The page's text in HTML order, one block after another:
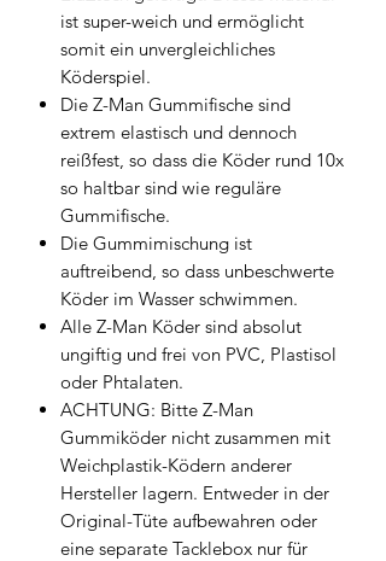
ist super-weich und ermöglicht
somit ein unvergleichliches
Köderspiel.
Die Z-Man Gummifische sind
extrem elastisch und dennoch
reißfest, so dass die Köder rund 10x
so haltbar sind wie reguläre
Gummifische.
Die Gummimischung ist
auftreibend, so dass unbeschwerte
Köder im Wasser schwimmen.
Alle Z-Man Köder sind absolut
ungiftig und frei von PVC, Plastisol
oder Phtalaten.
ACHTUNG: Bitte Z-Man
Gummiköder nicht zusammen mit
Weichplastik-Ködern anderer
Hersteller lagern. Entweder in der
Original-Tüte aufbewahren oder
eine separate Tacklebox nur für